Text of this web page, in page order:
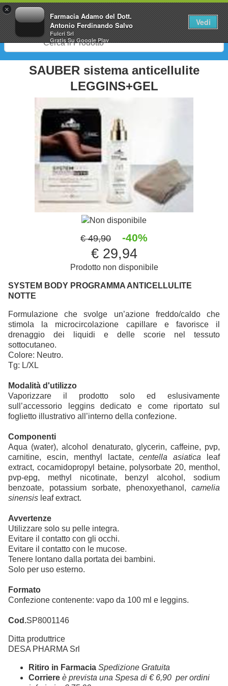
×
Farmacia Adamo del Dott.
Antonio Ferdinando Salvo
Fulcri Srl
GratisSu Google Play
Vedi
0
SAUBER sistema anticellulite
LEGGINS+GEL
Non disponibile
€ 49,90 -40%
€ 29,94
Prodotto non disponibile
SYSTEM BODY PROGRAMMA ANTICELLULITE
NOTTE
Formulazione che svolge un’azione freddo/caldo che
stimola la microcircolazione capillare e favorisce il
drenaggio dei liquidi e delle scorie nel tessuto
sottocutaneo.
Colore: Neutro.
Tg: L/XL
Modalità d'utilizzo
Vaporizzare il prodotto solo ed eslusivamente
sull’accessorio leggins dedicato e come riportato sul
foglietto illustrativo all’interno della confezione.
Componenti
Aqua (water), alcohol denaturato, glycerin, caffeine, pvp,
carnitine, escin, menthyl lactate,centella asiatica leaf
extract, cocamidopropyl betaine, polysorbate 20, menthol,
pvp-epg, methyl nicotinate, benzyl alcohol, sodium
benzoate, potassium sorbate, phenoxyethanol, camelia
sinensis leaf extract.
Avvertenze
Utilizzare solo su pelle integra.
Evitare il contatto con gli occhi.
Evitare il contatto con le mucose.
Tenere lontano dalla portata dei bambini.
Solo per uso esterno.
Formato
Confezione contenente: vapo da 100 ml e leggins.
Cod.SP8001146
Ditta produttrice
DESA PHARMA Srl
Ritiro in Farmacia Spedizione Gratuita
Corriere è prevista una Spesa di € 6,90 per ordini